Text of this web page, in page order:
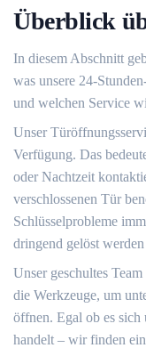
Überblick
In diesem Abschnitt
was unsere 24-
und welchen Service
Unser
Verfügung.​ Das
oder Nachtzeit
verschlossenen Tür
Schlüsselprobleme
dringend gelöst werden
Unser geschultes
die Werkzeuge, um
öffnen. Egal ob es sich
handelt ‒ wir finden